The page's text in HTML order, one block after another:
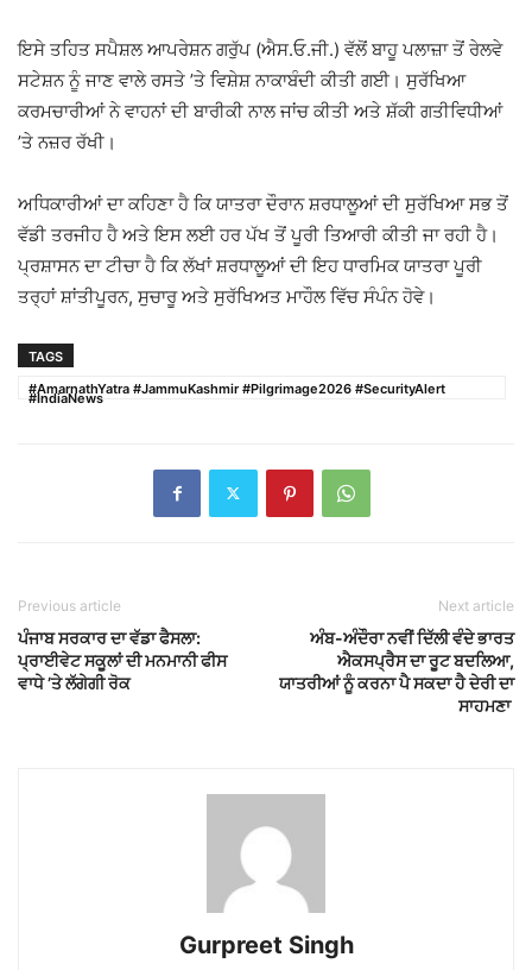
ਇਸੇ ਤਹਿਤ ਸਪੈਸ਼ਲ ਆਪਰੇਸ਼ਨ ਗਰੁੱਪ (ਐਸ.ਓ.ਜੀ.) ਵੱਲੋਂ ਬਾਹੂ ਪਲਾਜ਼ਾ ਤੋਂ ਰੇਲਵੇ
ਸਟੇਸ਼ਨ ਨੂੰ ਜਾਣ ਵਾਲੇ ਰਸਤੇ ’ਤੇ ਵਿਸ਼ੇਸ਼ ਨਾਕਾਬੰਦੀ ਕੀਤੀ ਗਈ। ਸੁਰੱਖਿਆ
ਕਰਮਚਾਰੀਆਂ ਨੇ ਵਾਹਨਾਂ ਦੀ ਬਾਰੀਕੀ ਨਾਲ ਜਾਂਚ ਕੀਤੀ ਅਤੇ ਸ਼ੱਕੀ ਗਤੀਵਿਧੀਆਂ
’ਤੇ ਨਜ਼ਰ ਰੱਖੀ।
ਅਧਿਕਾਰੀਆਂ ਦਾ ਕਹਿਣਾ ਹੈ ਕਿ ਯਾਤਰਾ ਦੌਰਾਨ ਸ਼ਰਧਾਲੂਆਂ ਦੀ ਸੁਰੱਖਿਆ ਸਭ ਤੋਂ
ਵੱਡੀ ਤਰਜੀਹ ਹੈ ਅਤੇ ਇਸ ਲਈ ਹਰ ਪੱਖ ਤੋਂ ਪੂਰੀ ਤਿਆਰੀ ਕੀਤੀ ਜਾ ਰਹੀ ਹੈ।
ਪ੍ਰਸ਼ਾਸਨ ਦਾ ਟੀਚਾ ਹੈ ਕਿ ਲੱਖਾਂ ਸ਼ਰਧਾਲੂਆਂ ਦੀ ਇਹ ਧਾਰਮਿਕ ਯਾਤਰਾ ਪੂਰੀ
ਤਰ੍ਹਾਂ ਸ਼ਾਂਤੀਪੂਰਨ, ਸੁਚਾਰੂ ਅਤੇ ਸੁਰੱਖਿਅਤ ਮਾਹੌਲ ਵਿੱਚ ਸੰਪੰਨ ਹੋਵੇ।
TAGS
#AmarnathYatra #JammuKashmir #Pilgrimage2026 #SecurityAlert
#IndiaNews
Previous article
ਪੰਜਾਬ ਸਰਕਾਰ ਦਾ ਵੱਡਾ ਫੈਸਲਾ:
ਪ੍ਰਾਈਵੇਟ ਸਕੂਲਾਂ ਦੀ ਮਨਮਾਨੀ ਫੀਸ
ਵਾਧੇ ’ਤੇ ਲੱਗੇਗੀ ਰੋਕ
Next article
ਅੰਬ-ਅੰਦੌਰਾ ਨਵੀਂ ਦਿੱਲੀ ਵੰਦੇ ਭਾਰਤ
ਐਕਸਪ੍ਰੈਸ ਦਾ ਰੂਟ ਬਦਲਿਆ,
ਯਾਤਰੀਆਂ ਨੂੰ ਕਰਨਾ ਪੈ ਸਕਦਾ ਹੈ ਦੇਰੀ ਦਾ
ਸਾਹਮਣਾ
Gurpreet Singh